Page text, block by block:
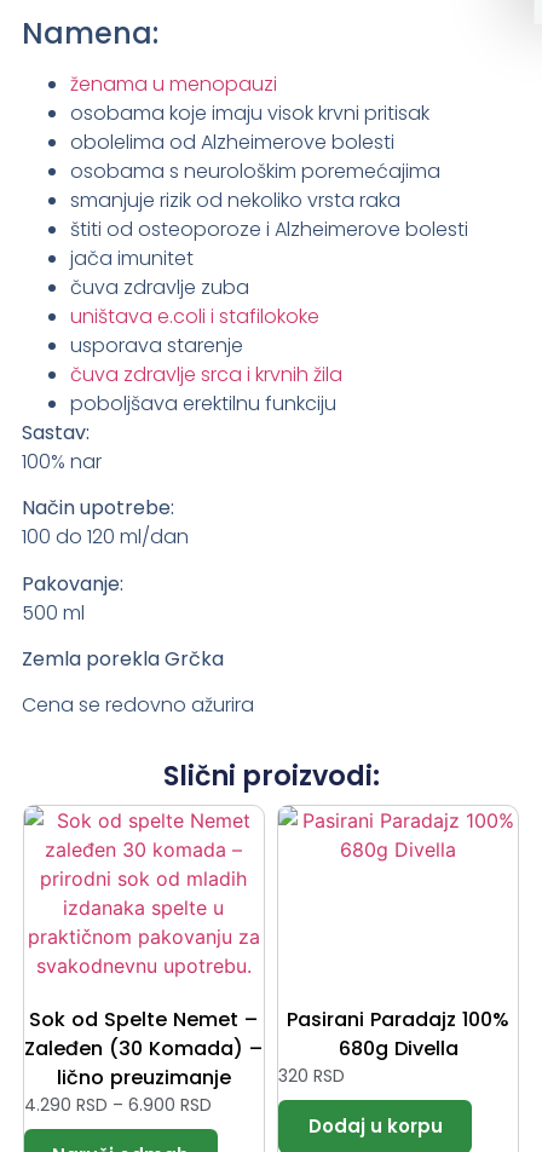
Namena:
ženama u menopauzi
osobama koje imaju visok krvni pritisak
obolelima od Alzheimerove bolesti
osobama s neurološkim poremećajima
smanjuje rizik od nekoliko vrsta raka
štiti od osteoporoze i Alzheimerove bolesti
jača imunitet
čuva zdravlje zuba
uništava e.coli i stafilokoke
usporava starenje
čuva zdravlje srca i krvnih žila
poboljšava erektilnu funkciju
Sastav:
100% nar
Način upotrebe:
100 do 120 ml/dan
Pakovanje:
500 ml
Zemla porekla Grčka
Cena se redovno ažurira
Slični proizvodi:
Sok od Spelte Nemet –
Zaleđen (30 Komada) –
lično preuzimanje
4.290 RSD – 6.900 RSD
Pasirani Paradajz 100%
680g Divella
320 RSD